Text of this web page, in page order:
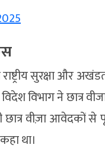
सुरक्षा और
विभाग ने छात्र
वीज़ा आवेदकों से
था।